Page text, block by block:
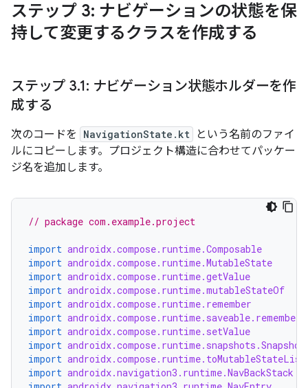
ステップ 3: ナビゲーションの状態を保
持して変更するクラスを作成する
ステップ 3.1: ナビゲーション状態ホルダーを作
成する
次のコードを NavigationState.kt
という名前のファイ
ルにコピーします。プロジェクト構造に合わせてパッケー
ジ名を追加します。
// package com.example.project
import androidx.compose.runtime.Composable
import androidx.compose.runtime.MutableState
import androidx.compose.runtime.getValue
import androidx.compose.runtime.mutableStateOf
import androidx.compose.runtime.remember
import
import androidx.compose.runtime.setValue
import
import androidx.compose.runtime.toMutableStateList
import androidx.navigation3.runtime.NavBackStack